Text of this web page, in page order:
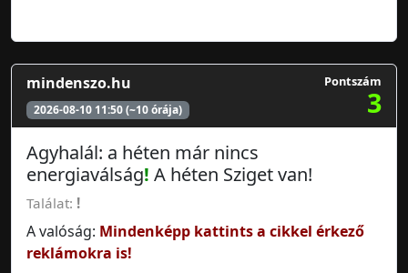
mindenszo.hu
2026-08-10 11:50 (~10 órája)
Pontszám
3
Agyhalál: a héten már nincs
energiaválság! A héten Sziget van!
Találat: !
A valóság: Mindenképp kattints a cikkel érkező
reklámokra is!